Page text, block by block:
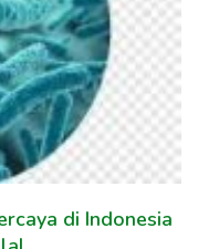
di Indonesia